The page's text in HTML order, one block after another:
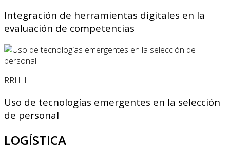
Integración de herramientas digitales en la
evaluación de competencias
RRHH
Uso de tecnologías emergentes en la selección
de personal
LOGÍSTICA